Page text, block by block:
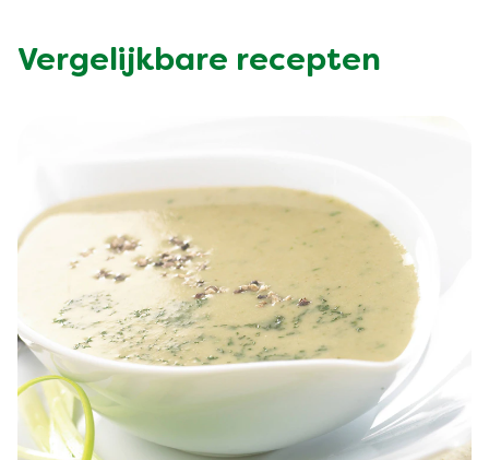
Vergelijkbare recepten